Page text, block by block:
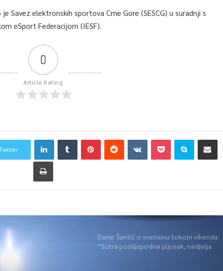
Savez elektronskih sportova Crne Gore (SESCG) u suradnji s
eSport Federacijom (IESF).
0
Article Rating
Damir Šantić o vremenu tokom vikenda:
“Sutra poslijepodne pljusak, nedjelja